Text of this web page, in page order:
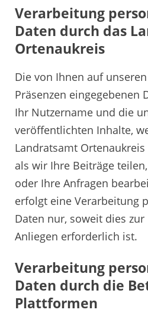
Verarbeitung
Daten durch das
Ortenaukreis
Die von Ihnen auf
Präsenzen eingegebenen
Ihr Nutzername und die
veröffentlichten Inhalte,
Landratsamt
als wir Ihre Beiträge
oder Ihre Anfragen
erfolgt eine Verarbeitung
Daten nur, soweit dies
Anliegen erforderlich ist.
Verarbeitung
Daten durch die
Plattformen